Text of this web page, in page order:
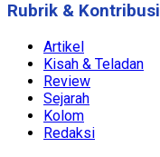
Rubrik & Kontribusi
Artikel
Kisah & Teladan
Review
Sejarah
Kolom
Redaksi